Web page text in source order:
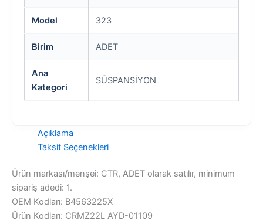
Model 323
Birim ADET
Ana
Kategori
SÜSPANSİYON
Açıklama
Taksit Seçenekleri
Ürün markası/menşei: CTR, ADET olarak satılır, minimum
sipariş adedi: 1.
OEM Kodları: B4563225X
Ürün Kodları: CRMZ22L AYD-01109